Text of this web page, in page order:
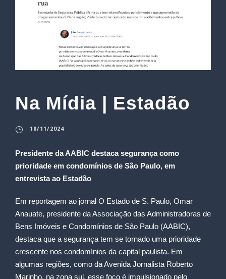
Na Mídia | Estadão
18/11/2024
Presidente da AABIC destaca segurança como
prioridade em condomínios de São Paulo, em
entrevista ao Estadão
Em reportagem ao jornal O Estado de S. Paulo, Omar
Anauate, presidente da Associação das Administradoras de
Bens Imóveis e Condomínios de São Paulo (AABIC),
destaca que a segurança tem se tornado uma prioridade
crescente nos condomínios da capital paulista. Em
algumas regiões, como da Avenida Jornalista Roberto
Marinho, na zona sul, esse foco é impulsionado pelo